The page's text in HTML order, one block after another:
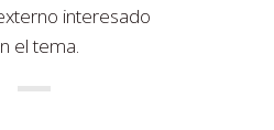
interesado
el tema.